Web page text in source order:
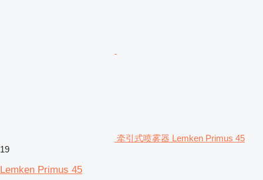
牵引式喷雾器 Lemken Primus 45
19
Lemken Primus 45